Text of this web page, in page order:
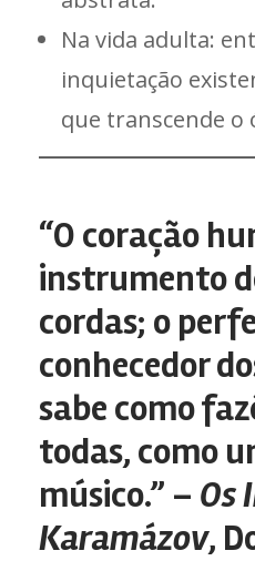
Na vida adulta:
inquietação
que transcende o
“O coração
instrumento
cordas; o
conhecedor
sabe como
todas, como
músico.” – Os
Karamázov,